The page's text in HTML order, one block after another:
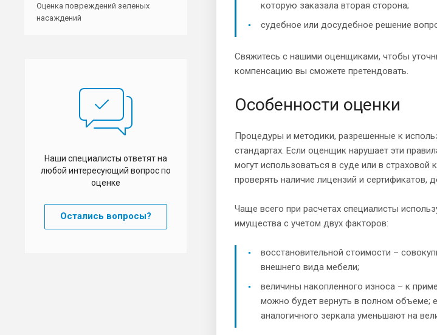
которую заказала вторая сторона;
судебное или досудебное решение
Свяжитесь с нашими оценщиками, чтобы
компенсацию вы сможете претендовать.
Особенности оценки
Процедуры и методики, разрешенные к
стандартах. Если оценщик нарушает эти
могут использоваться в суде или в
проверять наличие лицензий и
Чаще всего при расчетах специалисты
имущества с учетом двух факторов:
восстановительной стоимости –
внешнего вида мебели;
величины накопленного износа – к
можно будет вернуть в полном объеме;
аналогичного зеркала уменьшают на
Оценка повреждений зеленых
насаждений
Наши специалисты ответят на
любой интересующий вопрос по
оценке
Остались вопросы?